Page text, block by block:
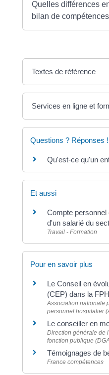
Quelles différences
bilan de
Textes de référence
Services en ligne et
Questions ? Réponses !
Qu'est-ce qu'un
Et aussi
Compte personnel
d'un salarié du
Travail - Formation
Pour en savoir plus
Le Conseil en
(CEP) dans la FPH
Association nationale
personnel hospitalier
Le conseiller en
Direction générale de
fonction publique
Témoignages de
France compétences